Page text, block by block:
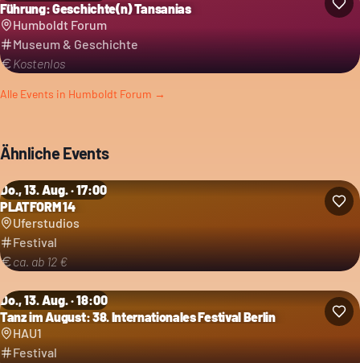
Führung: Geschichte(n) Tansanias
Humboldt Forum
Museum & Geschichte
Kostenlos
Alle Events in Humboldt Forum →
Ähnliche Events
Do., 13. Aug. · 17:00
PLATFORM 14
Uferstudios
Festival
ca. ab 12 €
Kategorie: Festival
Do., 13. Aug. · 18:00
Tanz im August: 38. Internationales Festival Berlin
HAU1
Festival
Kategorie: Festival